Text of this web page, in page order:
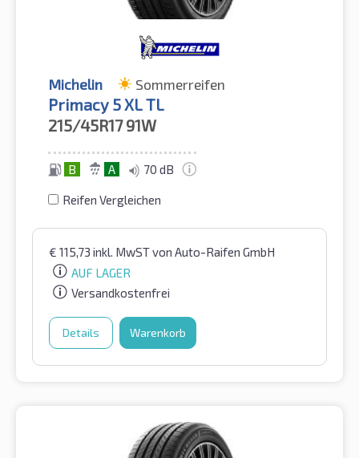
Michelin Sommerreifen
Primacy 5 XL TL
215/45R17 91W
B A 70 dB
Reifen Vergleichen
€ 115,73 inkl. MwSTvon Auto-Raifen GmbH
AUF LAGER
Versandkostenfrei
Details Warenkorb